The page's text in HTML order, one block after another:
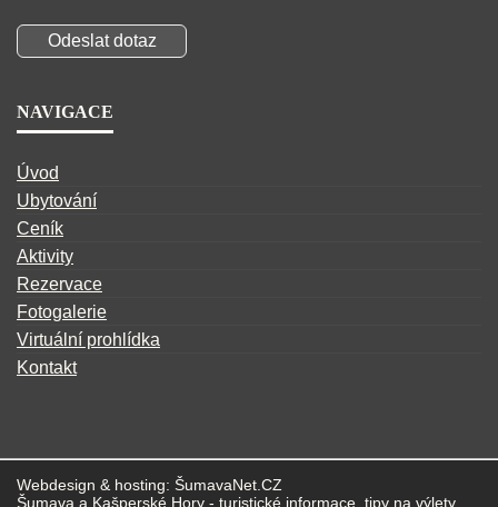
NAVIGACE
Úvod
Ubytování
Ceník
Aktivity
Rezervace
Fotogalerie
Virtuální prohlídka
Kontakt
Webdesign & hosting: ŠumavaNet.CZ
Šumava a Kašperské Hory - turistické informace, tipy na výlety, ...